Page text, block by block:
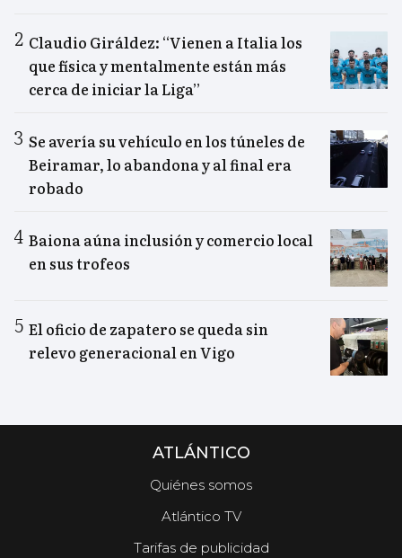
Claudio Giráldez: “Vienen a Italia los
que física y mentalmente están más
cerca de iniciar la Liga”
Se avería su vehículo en los túneles de
Beiramar, lo abandona y al final era
robado
Baiona aúna inclusión y comercio local
en sus trofeos
El oficio de zapatero se queda sin
relevo generacional en Vigo
ATLÁNTICO
Quiénes somos
Atlántico TV
Tarifas de publicidad